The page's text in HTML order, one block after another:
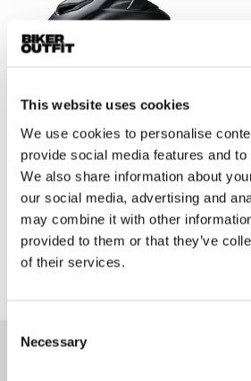
This website uses cookies
We use cookies to personalise
provide social media features and
We also share information about
our social media, advertising and
may combine it with other
provided to them or that they’ve
of their services.
Selection
Necessary
HJC
RPHA 72 Solid
€ 459,95 € 413,95